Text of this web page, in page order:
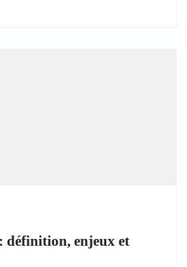
définition, enjeux et